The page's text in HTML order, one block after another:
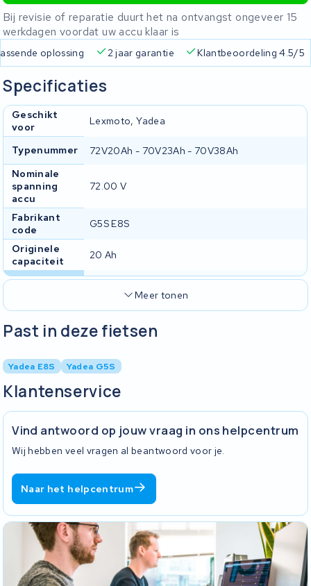
Bij revisie of reparatie duurt het na ontvangst ongeveer 15
werkdagen voordat uw accu klaar is
oplossing 2 jaar garantie Klantbeoordeling 4.5/5
Specificaties
Geschikt
voor
Lexmoto, Yadea
Typenummer
72V20Ah - 70V23Ah - 70V38Ah
Nominale
spanning
accu
72.00 V
Fabrikant
code
G5S E8S
Originele
capaciteit
20 Ah
Meer tonen
Past in deze fietsen
Yadea E8S Yadea G5S
Klantenservice
Vind antwoord op jouw vraag in ons helpcentrum
Wij hebben veel vragen al beantwoord voor je.
Naar het helpcentrum